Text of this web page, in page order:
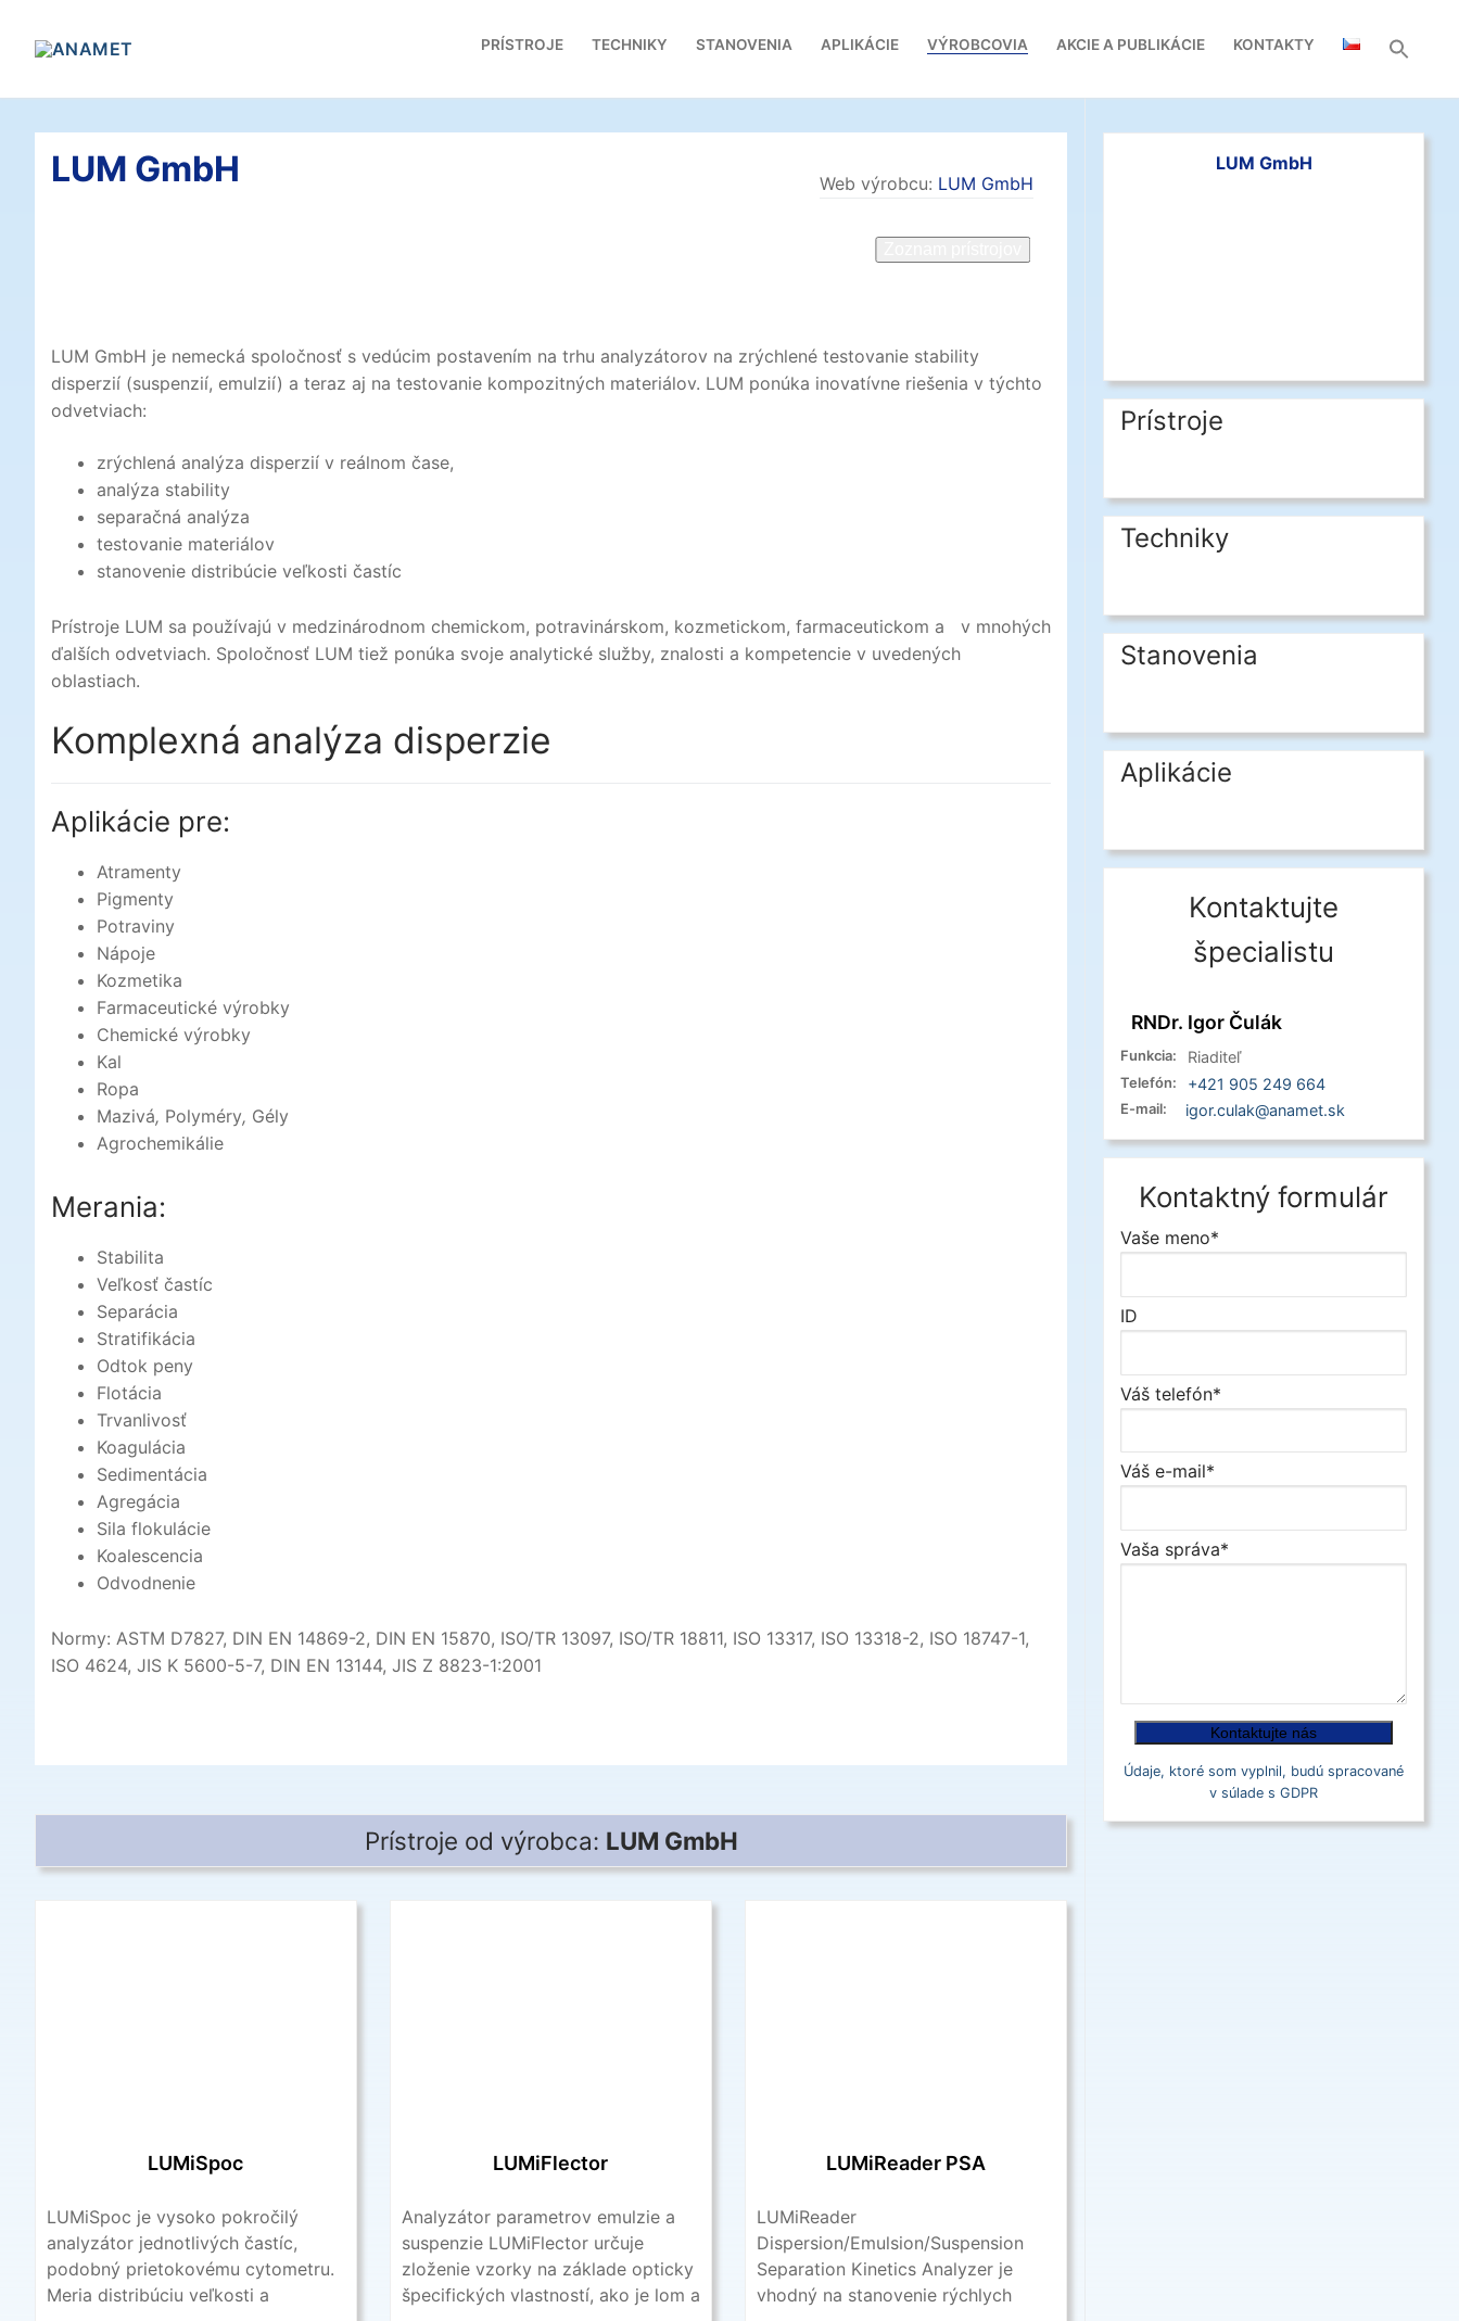
PRÍSTROJE TECHNIKY STANOVENIA APLIKÁCIE VÝROBCOVIA AKCIE A PUBLIKÁCIE KONTAKTY
LUM GmbH Web výrobcu: LUM GmbH
LUM GmbH je nemecká spoločnosť s vedúcim postavením na trhu analyzátorov na zrýchlené testovanie stability
disperzií (suspenzií, emulzií) a teraz aj na testovanie kompozitných materiálov. LUM ponúka inovatívne riešenia v týchto
odvetviach:
zrýchlená analýza disperzií v reálnom čase,
analýza stability
separačná analýza
testovanie materiálov
stanovenie distribúcie veľkosti častíc
Prístroje LUM sa používajú v medzinárodnom chemickom, potravinárskom, kozmetickom, farmaceutickom a v mnohých
ďalších odvetviach. Spoločnosť LUM tiež ponúka svoje analytické služby, znalosti a kompetencie v uvedených
oblastiach.
Komplexná analýza disperzie
Aplikácie pre:
Atramenty
Pigmenty
Potraviny
Nápoje
Kozmetika
Farmaceutické výrobky
Chemické výrobky
Kal
Ropa
Mazivá, Polyméry, Gély
Agrochemikálie
Merania:
Stabilita
Veľkosť častíc
Separácia
Stratifikácia
Odtok peny
Flotácia
Trvanlivosť
Koagulácia
Sedimentácia
Agregácia
Sila flokulácie
Koalescencia
Odvodnenie
Normy: ASTM D7827, DIN EN 14869-2, DIN EN 15870, ISO/TR 13097, ISO/TR 18811, ISO 13317, ISO 13318-2, ISO 18747-1,
ISO 4624, JIS K 5600-5-7, DIN EN 13144, JIS Z 8823-1:2001
Prístroje od výrobca: LUM GmbH
LUMiSpoc
LUMiSpoc je vysoko pokročilý
analyzátor jednotlivých častíc,
podobný prietokovému cytometru.
Meria distribúciu veľkosti a
LUMiFlector
Analyzátor parametrov emulzie a
suspenzie LUMiFlector určuje
zloženie vzorky na základe opticky
špecifických vlastností, ako je lom a
LUMiReader PSA
LUMiReader
Dispersion/Emulsion/Suspension
Separation Kinetics Analyzer je
vhodný na stanovenie rýchlych
LUM GmbH
Prístroje
Techniky
Stanovenia
Aplikácie
Kontaktujte
špecialistu
RNDr. Igor Čulák
Funkcia: Riaditeľ
Telefón: +421 905 249 664
E-mail: igor.culak@anamet.sk
Kontaktný formulár
Vaše meno*
ID
Váš telefón*
Váš e-mail*
Vaša správa*
Údaje, ktoré som vyplnil, budú spracované
v súlade s GDPR